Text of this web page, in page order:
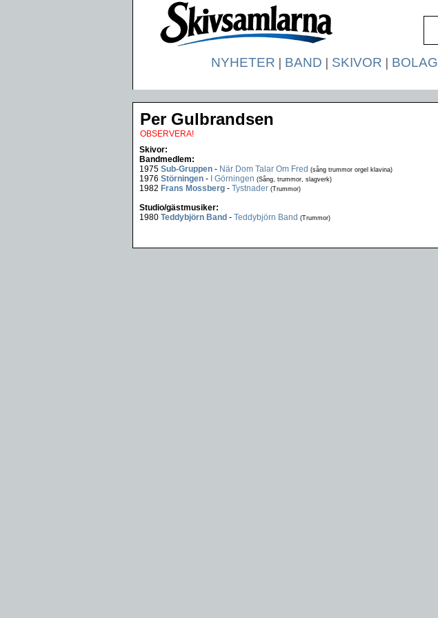
NYHETER | BAND | SKIVOR | BOLAG
Per Gulbrandsen
OBSERVERA!
Skivor:
Bandmedlem:
1975 Sub-Gruppen - När Dom Talar Om Fred (sång trummor orgel klavina)
1976 Störningen - I Görningen (Sång, trummor, slagverk)
1982 Frans Mossberg - Tystnader (Trummor)
Studio/gästmusiker:
1980 Teddybjörn Band - Teddybjörn Band (Trummor)